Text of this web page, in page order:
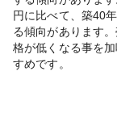
円に比べて、築40
る傾向があります
格が低くなる事を
すめです。